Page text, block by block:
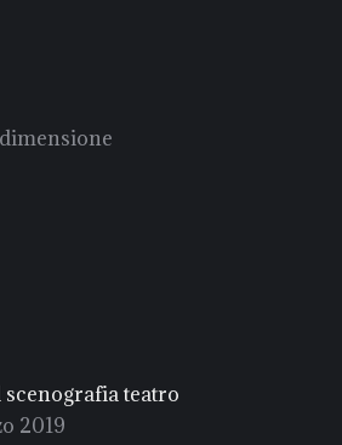
teatro
2019